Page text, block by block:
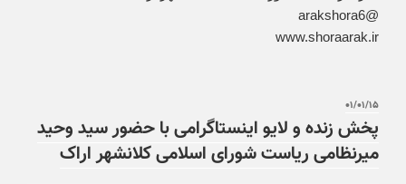
@arakshora6
www.shoraarak.ir
۰۱/۰۱/۱۵
پخش زنده و لایو اینستاگرامی با حضور سید وحید
میرنظامی ریاست شورای اسلامی کلانشهر اراک